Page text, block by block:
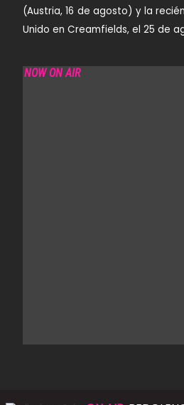
(Austria, 16 de agosto) y la
Unido en Creamfields, el 25 de
NOW ON AIR